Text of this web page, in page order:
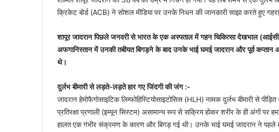
क्रिकेट बोर्ड (ACB) ने सोशल मीडिया पर उनके निधन की जानकारी साझा करते हुए
शापूर जादरान पिछले जनवरी से भारत के एक अस्पताल में गहन चिकित्सा देखभाल
अफगानिस्तान में उनकी तबीयत बिगड़ने के बाद उनके भाई घमई जादरान और पूर्व
थे।
दुर्लभ बीमारी से लड़ते-लड़ते हार गए जिंदगी की जंग :-
जादरान हेमोफैगोसाइटिक लिम्फोहिस्टियोसाइटोसिस (HLH) नामक दुर्लभ बीमारी से
प्रतिरक्षा प्रणाली (इम्यून सिस्टम) असामान्य रूप से सक्रिय होकर शरीर के ही अंगों पर
हालत एक गंभीर संक्रमण के कारण और बिगड़ गई थी। उनके भाई घमई जादरान ने पहले